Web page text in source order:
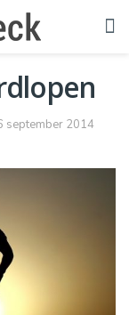
september 2014